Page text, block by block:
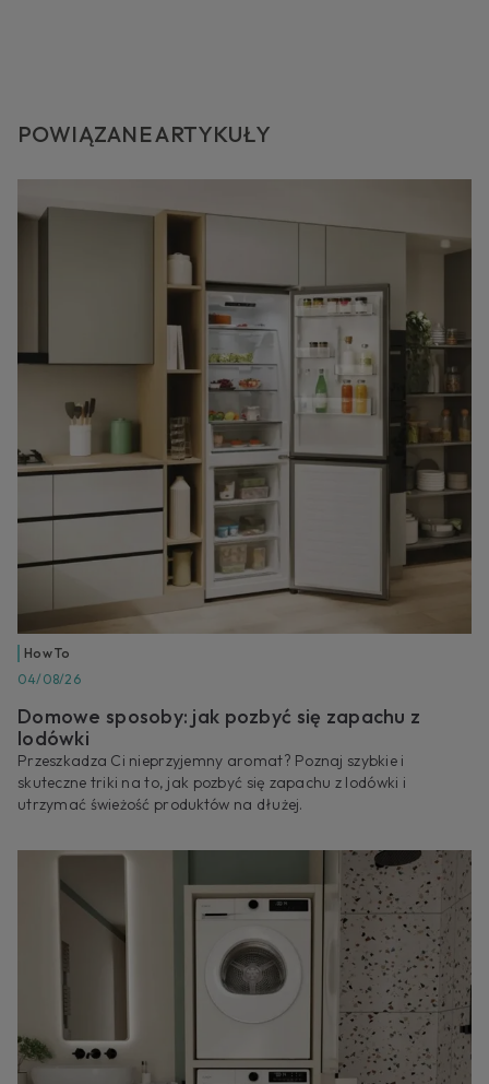
POWIĄZANE ARTYKUŁY
How To
04/08/26
Domowe sposoby: jak pozbyć się zapachu z
lodówki
Przeszkadza Ci nieprzyjemny aromat? Poznaj szybkie i
skuteczne triki na to, jak pozbyć się zapachu z lodówki i
utrzymać świeżość produktów na dłużej.